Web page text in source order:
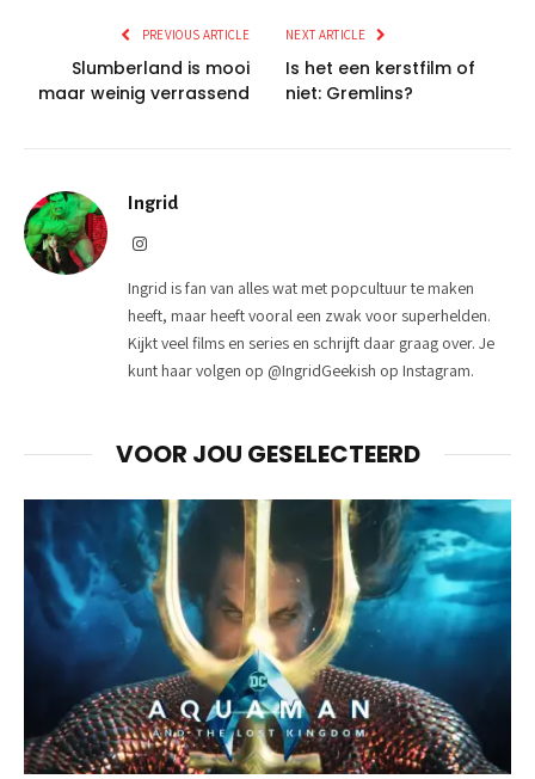
PREVIOUS ARTICLE
Slumberland is mooi
maar weinig verrassend
NEXT ARTICLE
Is het een kerstfilm of
niet: Gremlins?
Ingrid
Instagram
Ingrid is fan van alles wat met popcultuur te maken
heeft, maar heeft vooral een zwak voor superhelden.
Kijkt veel films en series en schrijft daar graag over. Je
kunt haar volgen op @IngridGeekish op Instagram.
VOOR JOU GESELECTEERD